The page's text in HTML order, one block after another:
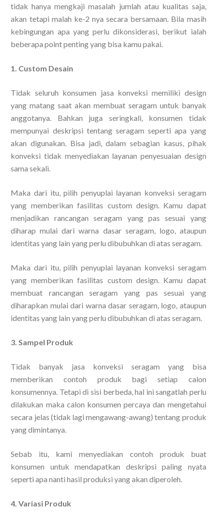
tidak hanya mengkaji masalah jumlah atau kualitas saja,
akan tetapi malah ke-2 nya secara bersamaan. Bila masih
kebingungan apa yang perlu dikonsiderasi, berikut ialah
beberapa point penting yang bisa kamu pakai.
1. Custom Desain
Tidak seluruh konsumen jasa konveksi memiliki design
yang matang saat akan membuat seragam untuk banyak
anggotanya. Bahkan juga seringkali, konsumen tidak
mempunyai deskripsi tentang seragam seperti apa yang
akan digunakan. Bisa jadi, dalam sebagian kasus, pihak
konveksi tidak menyediakan layanan penyesuaian design
sama sekali.
Maka dari itu, pilih penyuplai layanan konveksi seragam
yang memberikan fasilitas custom design. Kamu dapat
menjadikan rancangan seragam yang pas sesuai yang
diharap mulai dari warna dasar seragam, logo, ataupun
identitas yang lain yang perlu dibubuhkan di atas seragam.
Maka dari itu, pilih penyuplai layanan konveksi seragam
yang memberikan fasilitas custom design. Kamu dapat
membuat rancangan seragam yang pas sesuai yang
diharapkan mulai dari warna dasar seragam, logo, ataupun
identitas yang lain yang perlu dibubuhkan di atas seragam.
3. Sampel Produk
Tidak banyak jasa konveksi seragam yang bisa
memberikan contoh produk bagi setiap calon
konsumennya. Tetapi di sisi berbeda, hal ini sangatlah perlu
dilakukan maka calon konsumen percaya dan mengetahui
secara jelas (tidak lagi mengawang-awang) tentang produk
yang dimintanya.
Sebab itu, kami menyediakan contoh produk buat
konsumen untuk mendapatkan deskripsi paling nyata
seperti apa nanti hasil produksi yang akan diperoleh.
4. Variasi Produk